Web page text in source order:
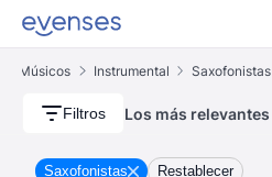
Músicos Instrumental Saxofonistas
Filtros Los más relevantes
Saxofonistas Restablecer